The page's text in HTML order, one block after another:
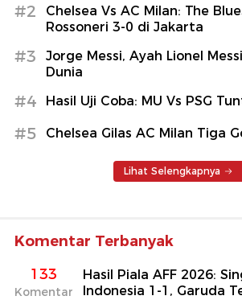
#2
Chelsea Vs AC Milan: The
Rossoneri 3-0 di Jakarta
#3
Jorge Messi, Ayah Lionel
Dunia
#4 Hasil Uji Coba: MU Vs PSG
#5 Chelsea Gilas AC Milan Tiga
Lihat Selengkapnya
Komentar Terbanyak
133
Komentar
Hasil Piala AFF 2026:
Indonesia 1-1, Garuda